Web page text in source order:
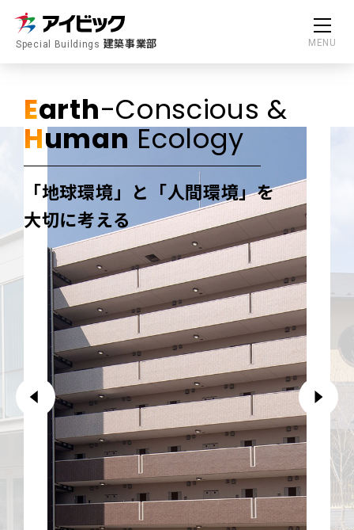
Special Buildings 建築事業部 MENU
Earth-Conscious &
HumanEcology
「地球環境」と「人間環境」を
大切に考える